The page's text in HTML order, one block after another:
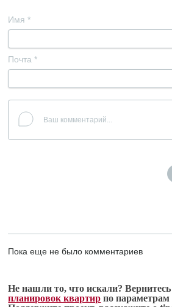
Имя *
Почта *
Пока еще не было комментариев
Не нашли то, что искали?
планировок квартир по параметрам